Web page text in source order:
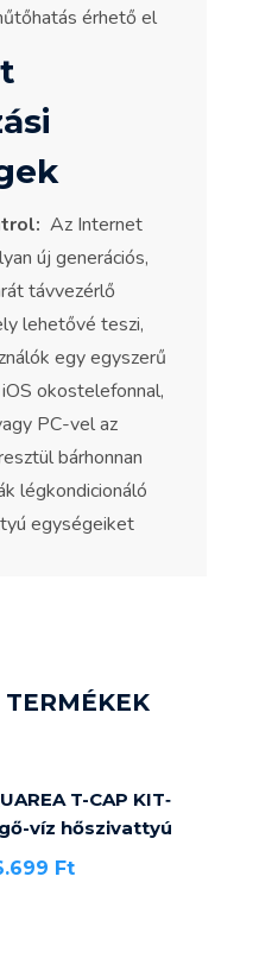
érhető el
Az Internet
új generációs,
távvezérlő
lehetővé teszi,
egy egyszerű
okostelefonnal,
PC-vel az
bárhonnan
légkondicionáló
egységeiket
T-CAP KIT‐
víz hőszivattyú
Ft